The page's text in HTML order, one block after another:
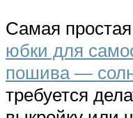
Самая
юбки для
пошива —
требуется